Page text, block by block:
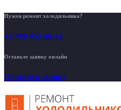
Нужен ремонт холодильника?
+7 499 455-00-42
Оставьте заявку онлайн
Оставить заявку